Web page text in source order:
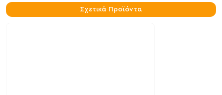
Σχετικά Προϊόντα